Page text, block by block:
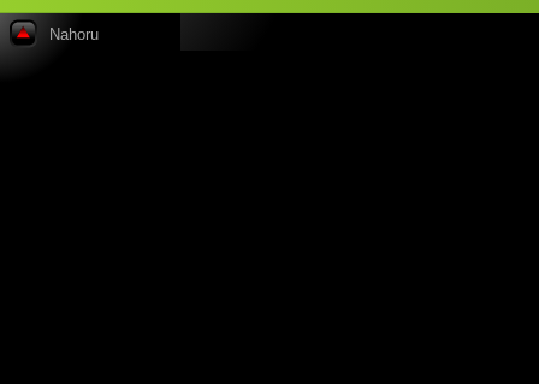
Nahoru